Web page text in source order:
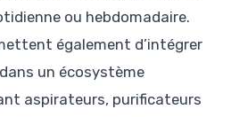
ou hebdomadaire.
également d’intégrer
un écosystème
aspirateurs, purificateurs